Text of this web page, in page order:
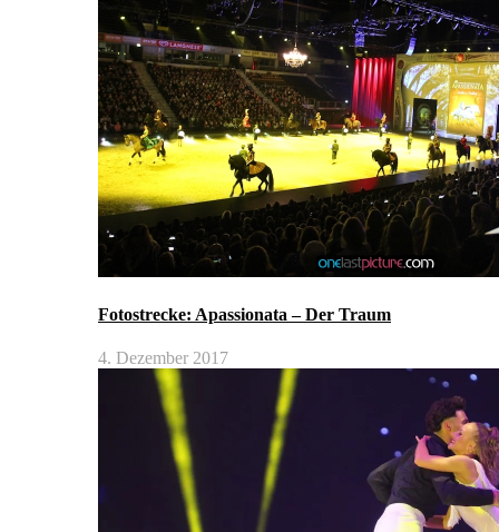
Fotostrecke: Apassionata – Der Traum
4. Dezember 2017